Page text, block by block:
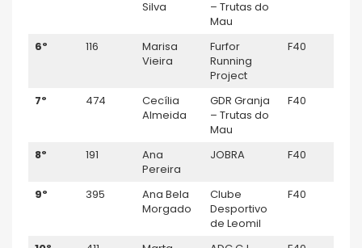
Silva
– Trutas do
Mau
6º 116
Marisa
Vieira
Furfor
Running
Project
F40
7º 474
Cecília
Almeida
GDR Granja
– Trutas do
Mau
F40
8º 191
Ana
Pereira
JOBRA F40
9º 395
Ana Bela
Morgado
Clube
Desportivo
de Leomil
F40